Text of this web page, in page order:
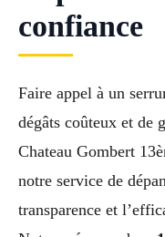
confiance
Faire appel à un
dégâts coûteux et de
Chateau Gombert
notre service de
transparence et